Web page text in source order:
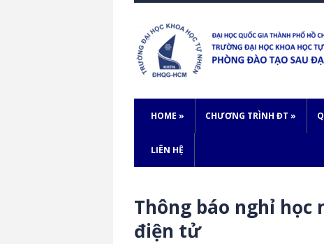
HOME » CHƯƠNG TRÌNH ĐT »
LIÊN HỆ
Thông báo nghỉ
điện tử